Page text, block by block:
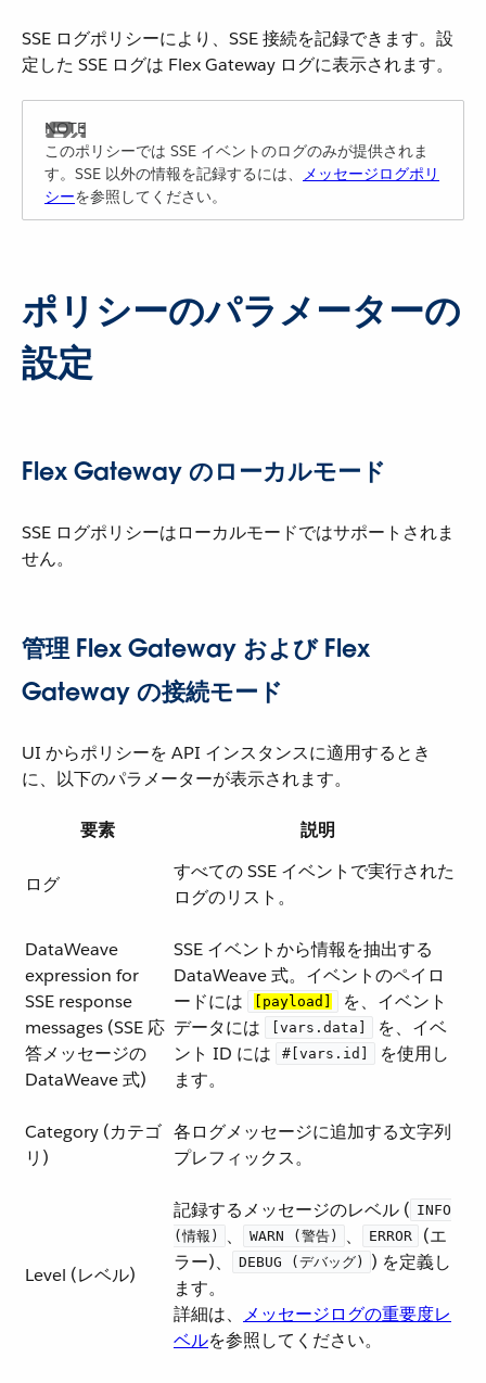
SSE ログポリシーにより、SSE 接続を記録できます。設
定した SSE ログは Flex Gateway ログに表示されます。
このポリシーでは SSE イベントのログのみが提供されま
す。SSE 以外の情報を記録するには、
メッセージログポリ
シーを参照してください。
ポリシーのパラメーターの
設定
Flex Gateway のローカルモード
SSE ログポリシーはローカルモードではサポートされま
せん。
管理 Flex Gateway および Flex
Gateway の接続モード
UI からポリシーを API インスタンスに適用するとき
に、以下のパラメーターが表示されます。
要素 説明
ログ
すべての SSE イベントで実行された
ログのリスト。
DataWeave
expression for
SSE response
messages (SSE 応
答メッセージの
DataWeave 式)
SSE イベントから情報を抽出する
DataWeave 式。イベントのペイロ
ードには ​
[payload]
​ を、イベント
データには ​
[vars.data]
​ を、イベ
ント ID には ​
#[vars.id]
​ を使用し
ます。
Category (カテゴ
リ)
各ログメッセージに追加する文字列
プレフィックス。
Level (レベル)
記録するメッセージのレベル (​ INFO
(情報)
​、​ WARN (警告) ​、​ ERROR
​ (エ
ラー)、​
DEBUG (デバッグ)
​) を定義し
ます。
詳細は、​ メッセージログの重要度レ
ベル​を参照してください。